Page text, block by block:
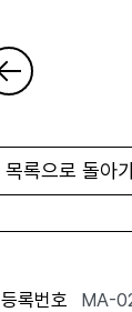
목록으로 돌아
등록번호 MA-